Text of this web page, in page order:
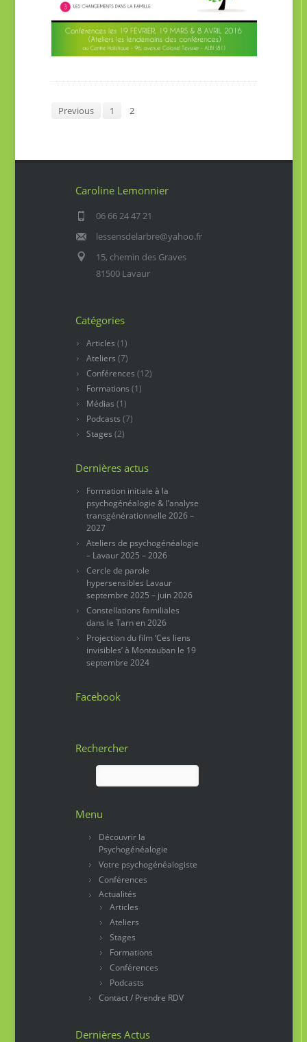
Previous 1 2
Caroline Lemonnier
06 66 24 47 21
lessensdelarbre@yahoo.fr
15, chemin des Graves
81500 Lavaur
Catégories
Articles (1)
Ateliers (7)
Conférences (12)
Formations (1)
Médias (1)
Podcasts (7)
Stages (2)
Dernières actus
Formation initiale à la
psychogénéalogie & l’analyse
transgénérationnelle 2026 –
2027
Ateliers de psychogénéalogie
– Lavaur 2025 – 2026
Cercle de parole
hypersensibles Lavaur
septembre 2025 – juin 2026
Constellations familiales
dans le Tarn en 2026
Projection du film ‘Ces liens
invisibles’ à Montauban le 19
septembre 2024
Facebook
Rechercher
Rechercher :
Menu
Découvrir la
Psychogénéalogie
Votre psychogénéalogiste
Conférences
Actualités
Articles
Ateliers
Stages
Formations
Conférences
Podcasts
Contact / Prendre RDV
Dernières Actus